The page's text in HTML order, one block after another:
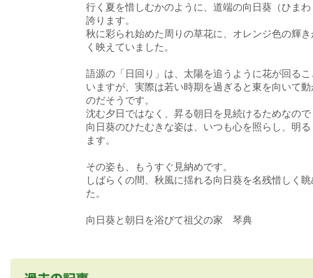
行く夏を惜しむかのように、道端の向日葵（ひま
誇ります。
秋に彩られ始めた周りの草花に、オレンジ色の輝
く映えていました。
語源の「日回り」は、太陽を追うように花が回る
いますが、実際は若い時期を過ぎると東を向いて
のだそうです。
沈む夕日ではなく、昇る朝日を見続けるためなの
向日葵のひたむきな姿は、いつも心を照らし、明
ます。
その姿も、もうすぐ見納めです。
しばらくの間、秋風に揺れる向日葵を名残惜しく
た。
向日葵と朝日を浴びて祖父の家 琴典